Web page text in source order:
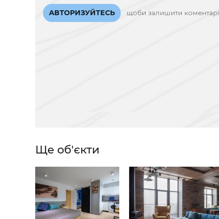
АВТОРИЗУЙТЕСЬ щоби залишити коментарі
Ще об'єкти